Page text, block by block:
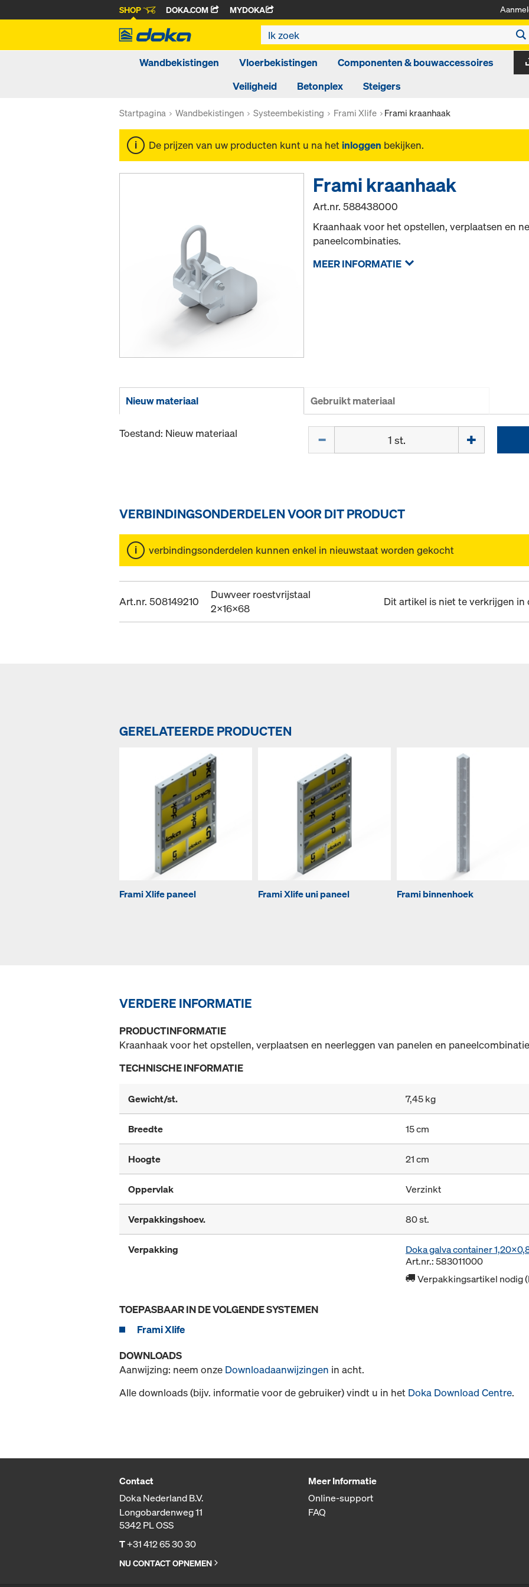
SHOP DOKA.COM MYDOKA
Wandbekistingen Vloerbekistingen
Componenten & bouwaccessoires
Veiligheid
Betonplex Steigers
Startpagina Wandbekistingen Systeembekisting Frami Xlife Frami kraanhaak
De prijzen van uw producten kunt u na het inloggen bekijken.
Frami kraanhaak
Art.nr.588438000
Kraanhaak voor het opstellen, verplaatsen en
paneelcombinaties.
MEER INFORMATIE
Nieuw materiaal Gebruikt materiaal
Toestand: Nieuw materiaal
VERBINDINGSONDERDELEN VOOR DIT PRODUCT
verbindingsonderdelen kunnen enkel in nieuwstaat worden gekocht
Art.nr. 508149210
Duwveer roestvrijstaal
2x16x68
Dit artikel is niet te verkrijgen
GERELATEERDE PRODUCTEN
Frami Xlife paneel Frami Xlife uni paneel Frami binnenhoek
VERDERE INFORMATIE
PRODUCTINFORMATIE
Kraanhaak voor het opstellen, verplaatsen en neerleggen van panelen en
TECHNISCHE INFORMATIE
Gewicht/st. 7,45 kg
Breedte 15 cm
Hoogte 21 cm
Oppervlak Verzinkt
Verpakkingshoev. 80 st.
Verpakking
Doka galva container
Art.nr.: 583011000
Verpakkingsartikel nodig
TOEPASBAAR IN DE VOLGENDE SYSTEMEN
Frami Xlife
DOWNLOADS
Aanwijzing: neem onze Downloadaanwijzingen in acht.
Alle downloads (bijv. informatie voor de gebruiker) vindt u in het Doka Download Centre.
Contact
Doka Nederland B.V.
Longobardenweg 11
5342 PL OSS
T+31 412 65 30 30
NU CONTACT OPNEMEN
Meer Informatie
Online-support
FAQ